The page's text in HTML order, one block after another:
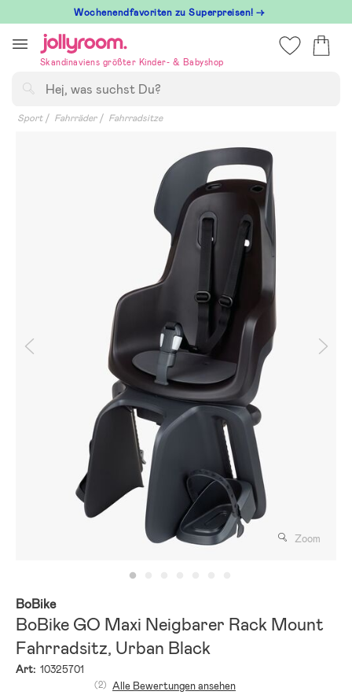
till
innehållet
Wochenendfavoriten zu Superpreisen! →
Skandinaviens größter Kinder- & Babyshop
Sport Fahrräder Fahrradsitze
Zoom
BoBike
BoBike GO Maxi Neigbarer Rack Mount
Fahrradsitz, Urban Black
Art: 10325701
(2) Alle Bewertungen ansehen